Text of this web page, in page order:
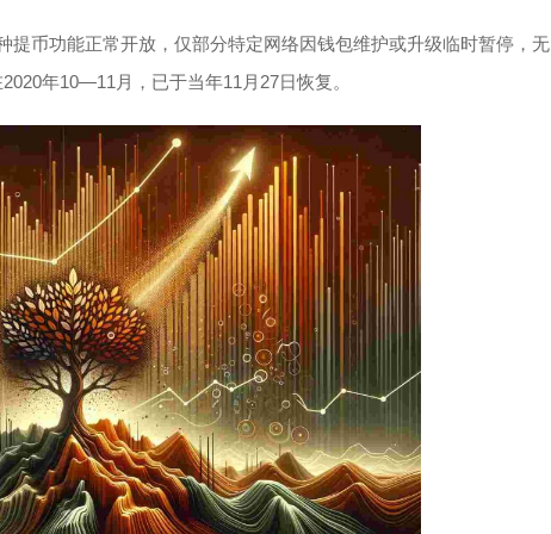
提币功能正常开放，仅部分特定网络因钱包维护或升级临时暂停，无
年10—11月，已于当年11月27日恢复。